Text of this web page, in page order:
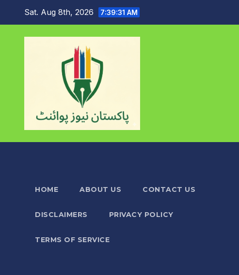
content
Sat. Aug 8th, 2026 7:39:33 AM
HOME ABOUT US CONTACT US
DISCLAIMERS PRIVACY POLICY
TERMS OF SERVICE